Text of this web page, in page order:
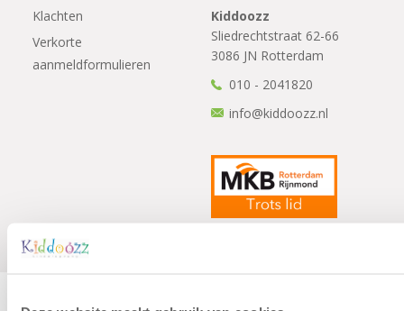
Klachten
Verkorte
aanmeldformulieren
Kiddoozz
Sliedrechtstraat 62-66
3086 JN Rotterdam
010 - 2041820
info@kiddoozz.nl